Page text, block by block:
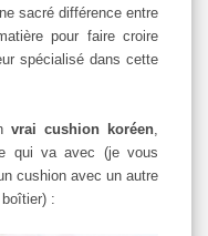
sacré différence entre
pour faire croire
spécialisé dans cette
vrai cushion koréen,
qui va avec (je vous
cushion avec un autre
: